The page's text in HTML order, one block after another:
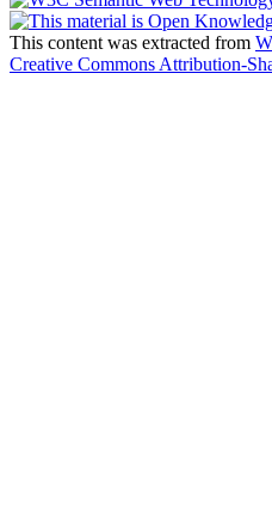
This content was extracted from
Creative Commons Attribution-